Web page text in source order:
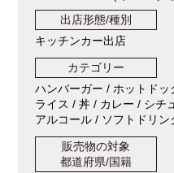
出店形態/種別
キッチンカー出店
カテゴリー
ハンバーガー / ホットドッ
ライス / 丼 / カレー / シチ
アルコール / ソフトドリン
販売物の対象
都道府県/国籍